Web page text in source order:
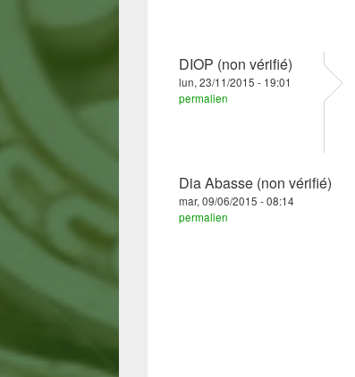
DIOP (non vérifié)
lun, 23/11/2015 - 19:01
permalien
Dia Abasse (non vérifié)
mar, 09/06/2015 - 08:14
permalien